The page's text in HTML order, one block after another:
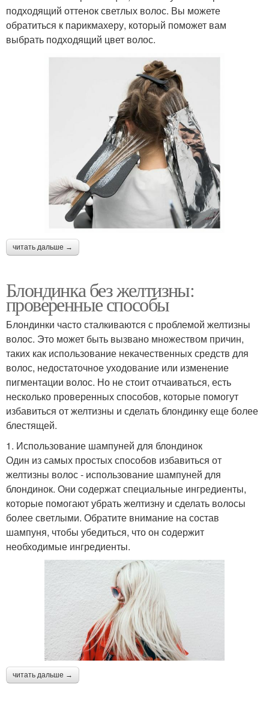
подходящий оттенок светлых волос. Вы можете
обратиться к парикмахеру, который поможет вам
выбрать подходящий цвет волос.
читать дальше →
Блондинка без желтизны:
проверенные способы
Блондинки часто сталкиваются с проблемой желтизны
волос. Это может быть вызвано множеством причин,
таких как использование некачественных средств для
волос, недостаточное уходование или изменение
пигментации волос. Но не стоит отчаиваться, есть
несколько проверенных способов, которые помогут
избавиться от желтизны и сделать блондинку еще более
блестящей.
1. Использование шампуней для блондинок
Один из самых простых способов избавиться от
желтизны волос - использование шампуней для
блондинок. Они содержат специальные ингредиенты,
которые помогают убрать желтизну и сделать волосы
более светлыми. Обратите внимание на состав
шампуня, чтобы убедиться, что он содержит
необходимые ингредиенты.
читать дальше →